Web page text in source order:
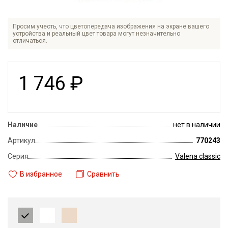
Просим учесть, что цветопередача изображения на экране вашего
устройства и реальный цвет товара могут незначительно
отличаться.
1 746 ₽
Наличие
нет в наличии
Артикул
770243
Серия
Valena classic
В избранное Сравнить